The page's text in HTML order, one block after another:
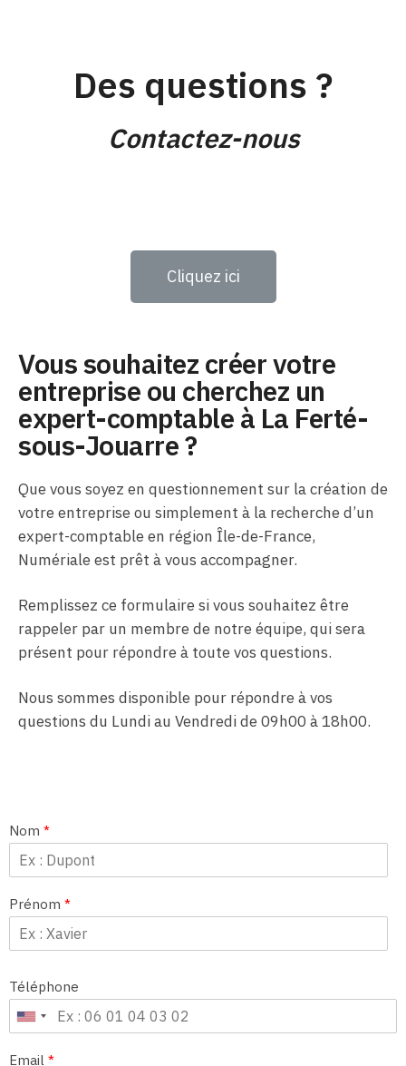
Des questions ?
Contactez-nous
Cliquez ici
Vous souhaitez créer votre
entreprise ou cherchez un
expert-comptable à La Ferté-
sous-Jouarre ?
Que vous soyez en questionnement sur la création de
votre entreprise ou simplement à la recherche d’un
expert-comptable en région Île-de-France,
Numériale est prêt à vous accompagner.
Remplissez ce formulaire si vous souhaitez être
rappeler par un membre de notre équipe, qui sera
présent pour répondre à toute vos questions.
Nous sommes disponible pour répondre à vos
questions du Lundi au Vendredi de 09h00 à 18h00.
Nom *
Prénom *
Téléphone
Email *